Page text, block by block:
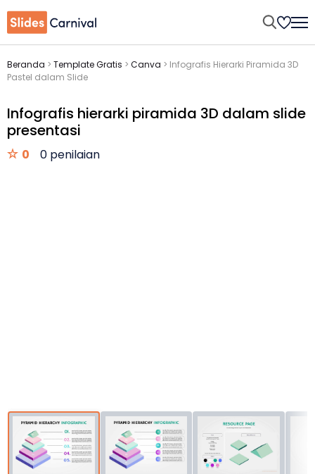
Beranda > Template Gratis > Canva > Infografis Hierarki Piramida 3D
Pastel dalam Slide
Infografis hierarki piramida 3D dalam slide
presentasi
0 0 penilaian